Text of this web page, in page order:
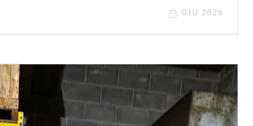
GIU 2026